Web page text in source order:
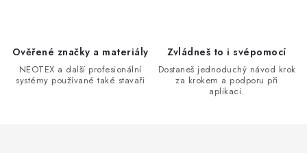
Ověřené značky a materiály
NEOTEX a další profesionální
systémy používané také stavaři
Zvládneš to i svépomocí
Dostaneš jednoduchý návod krok
za krokem a podporu při
aplikaci.